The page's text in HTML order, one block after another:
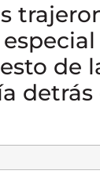
de
detrás